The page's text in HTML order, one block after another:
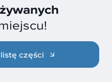
części